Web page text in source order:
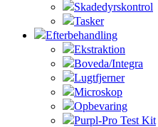
Skadedyrskontrol
Tasker
Efterbehandling
Ekstraktion
Boveda/Integra
Lugtfjerner
Microskop
Opbevaring
Purpl-Pro Test Kit